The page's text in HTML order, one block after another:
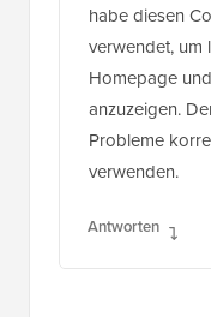
habe diesen
verwendet, um
Homepage
anzuzeigen.
Probleme
verwenden.
Antworten